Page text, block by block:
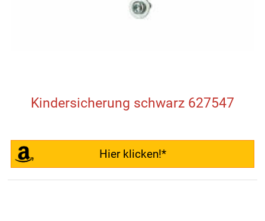
Kindersicherung schwarz 627547
Hier klicken!*